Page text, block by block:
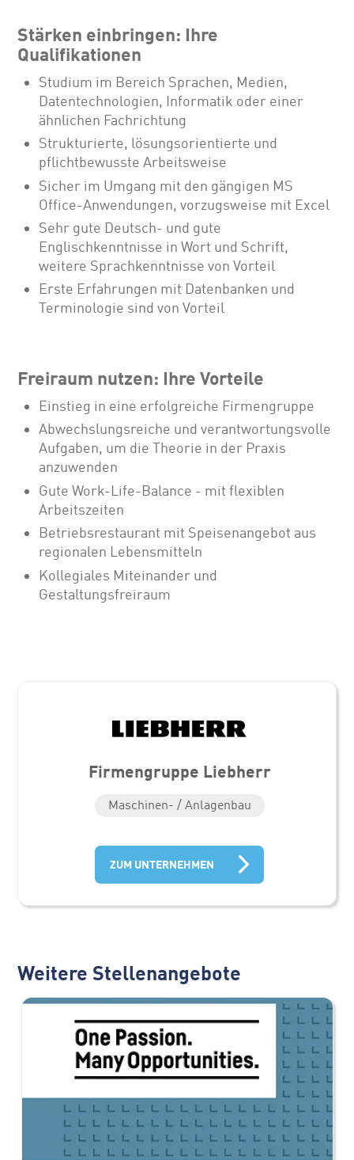
Stärken einbringen: Ihre
Qualifikationen
Studium im Bereich Sprachen, Medien,
Datentechnologien, Informatik oder einer
ähnlichen Fachrichtung
Strukturierte, lösungsorientierte und
pflichtbewusste Arbeitsweise
Sicher im Umgang mit den gängigen MS
Office-Anwendungen, vorzugsweise mit Excel
Sehr gute Deutsch- und gute
Englischkenntnisse in Wort und Schrift,
weitere Sprachkenntnisse von Vorteil
Erste Erfahrungen mit Datenbanken und
Terminologie sind von Vorteil
Freiraum nutzen: Ihre Vorteile
Einstieg in eine erfolgreiche Firmengruppe
Abwechslungsreiche und verantwortungsvolle
Aufgaben, um die Theorie in der Praxis
anzuwenden
Gute Work-Life-Balance - mit flexiblen
Arbeitszeiten
Betriebsrestaurant mit Speisenangebot aus
regionalen Lebensmitteln
Kollegiales Miteinander und
Gestaltungsfreiraum
Firmengruppe Liebherr
Maschinen- / Anlagenbau
ZUM UNTERNEHMEN
Weitere Stellenangebote